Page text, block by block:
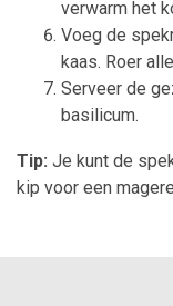
verwarm het
Voeg de
kaas. Roer
Serveer de
basilicum.
Tip: Je kunt de
kip voor een